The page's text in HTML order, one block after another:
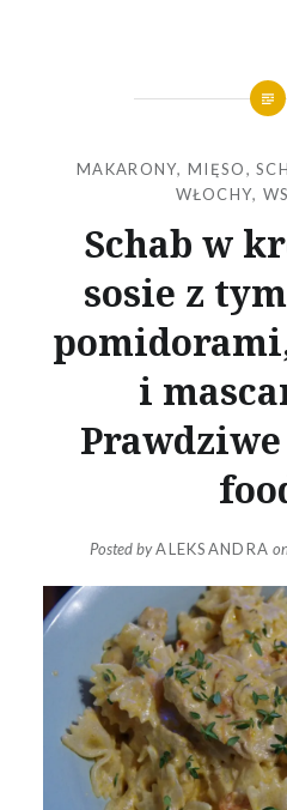
MAKARONY,MIĘSO,
WŁOCHY,
Schab w
sosie z
i
Posted byALEKSANDRA